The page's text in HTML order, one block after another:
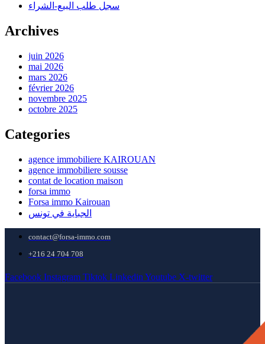
سجل طلب البيع-الشراء
Archives
juin 2026
mai 2026
mars 2026
février 2026
novembre 2025
octobre 2025
Categories
agence immobiliere KAIROUAN
agence immobiliere sousse
contat de location maison
forsa immo
Forsa immo Kairouan
الجباية في تونس
contact@forsa-immo.com
+216 24 704 708
Facebook Instagram Tiktok Linkedin Youtube X-twitter